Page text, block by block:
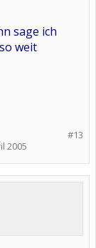
sage ich
weit
#13
2005